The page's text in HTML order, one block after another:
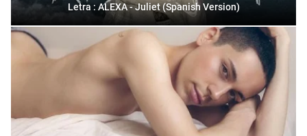
Letra : ALEXA - Juliet (Spanish Version)